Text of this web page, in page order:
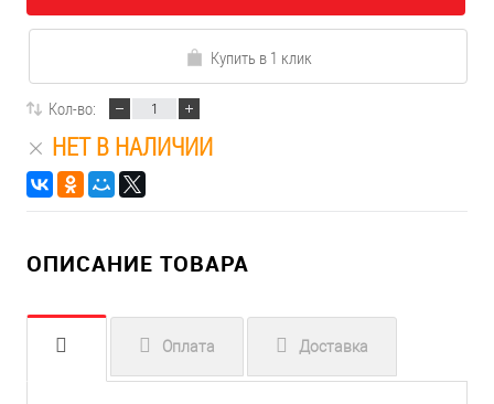
Купить в 1 клик
Кол-во:
НЕТ В НАЛИЧИИ
ОПИСАНИЕ ТОВАРА
Оплата Доставка